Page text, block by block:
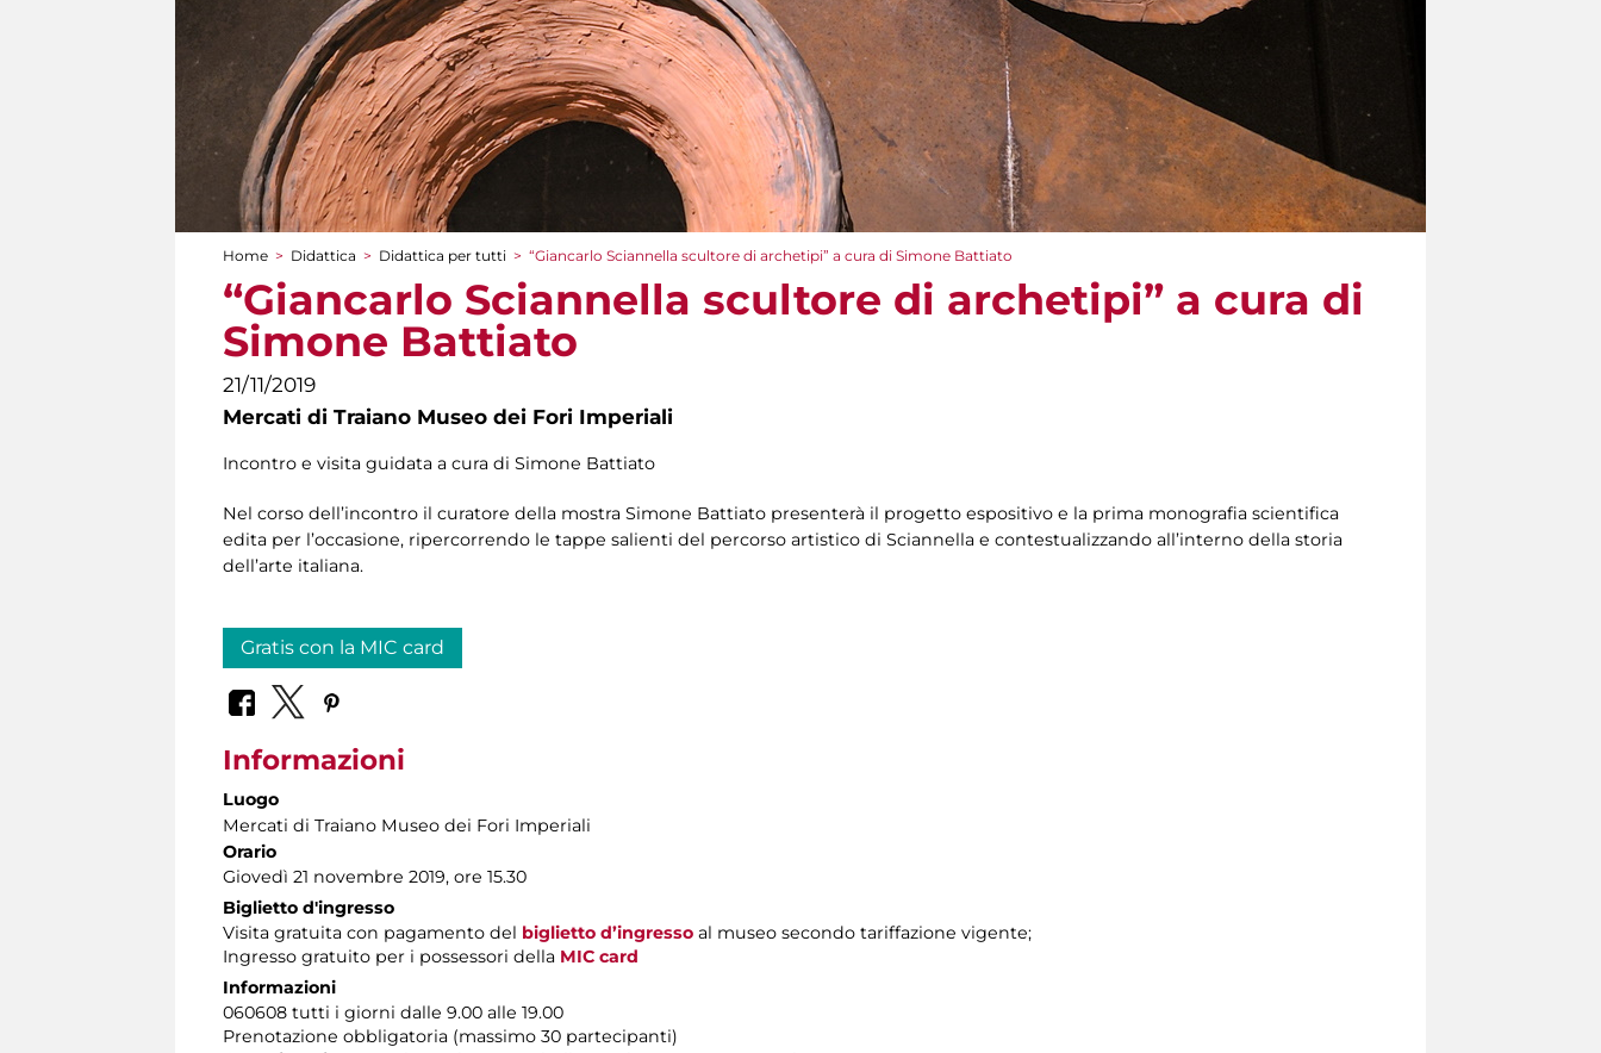
Tu sei qui
Home > Didattica > Didattica per tutti > “Giancarlo Sciannella scultore di archetipi” a cura di Simone Battiato
“Giancarlo Sciannella scultore di archetipi” a cura di
Simone Battiato
21/11/2019
Mercati di Traiano Museo dei Fori Imperiali
Incontro e visita guidata a cura di Simone Battiato
Nel corso dell’incontro il curatore della mostra Simone Battiato presenterà il progetto espositivo e la prima monografia scientifica
edita per l’occasione, ripercorrendo le tappe salienti del percorso artistico di Sciannella e contestualizzando all’interno della storia
dell’arte italiana.
Gratis con la MIC card
Informazioni
Luogo
Mercati di Traiano Museo dei Fori Imperiali
Orario
Giovedì 21 novembre 2019, ore 15.30
Biglietto d'ingresso
Visita gratuita con pagamento del biglietto d’ingresso al museo secondo tariffazione vigente;
Ingresso gratuito per i possessori della MIC card
Informazioni
060608 tutti i giorni dalle 9.00 alle 19.00
Prenotazione obbligatoria (massimo 30 partecipanti)